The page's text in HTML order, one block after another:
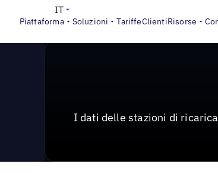
Piattaforma Soluzioni TariffeClientiRisorse
IT
News & Press I dati delle stazioni di
I dati delle stazioni di